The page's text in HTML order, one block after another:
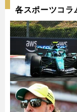
各スポーツコラ